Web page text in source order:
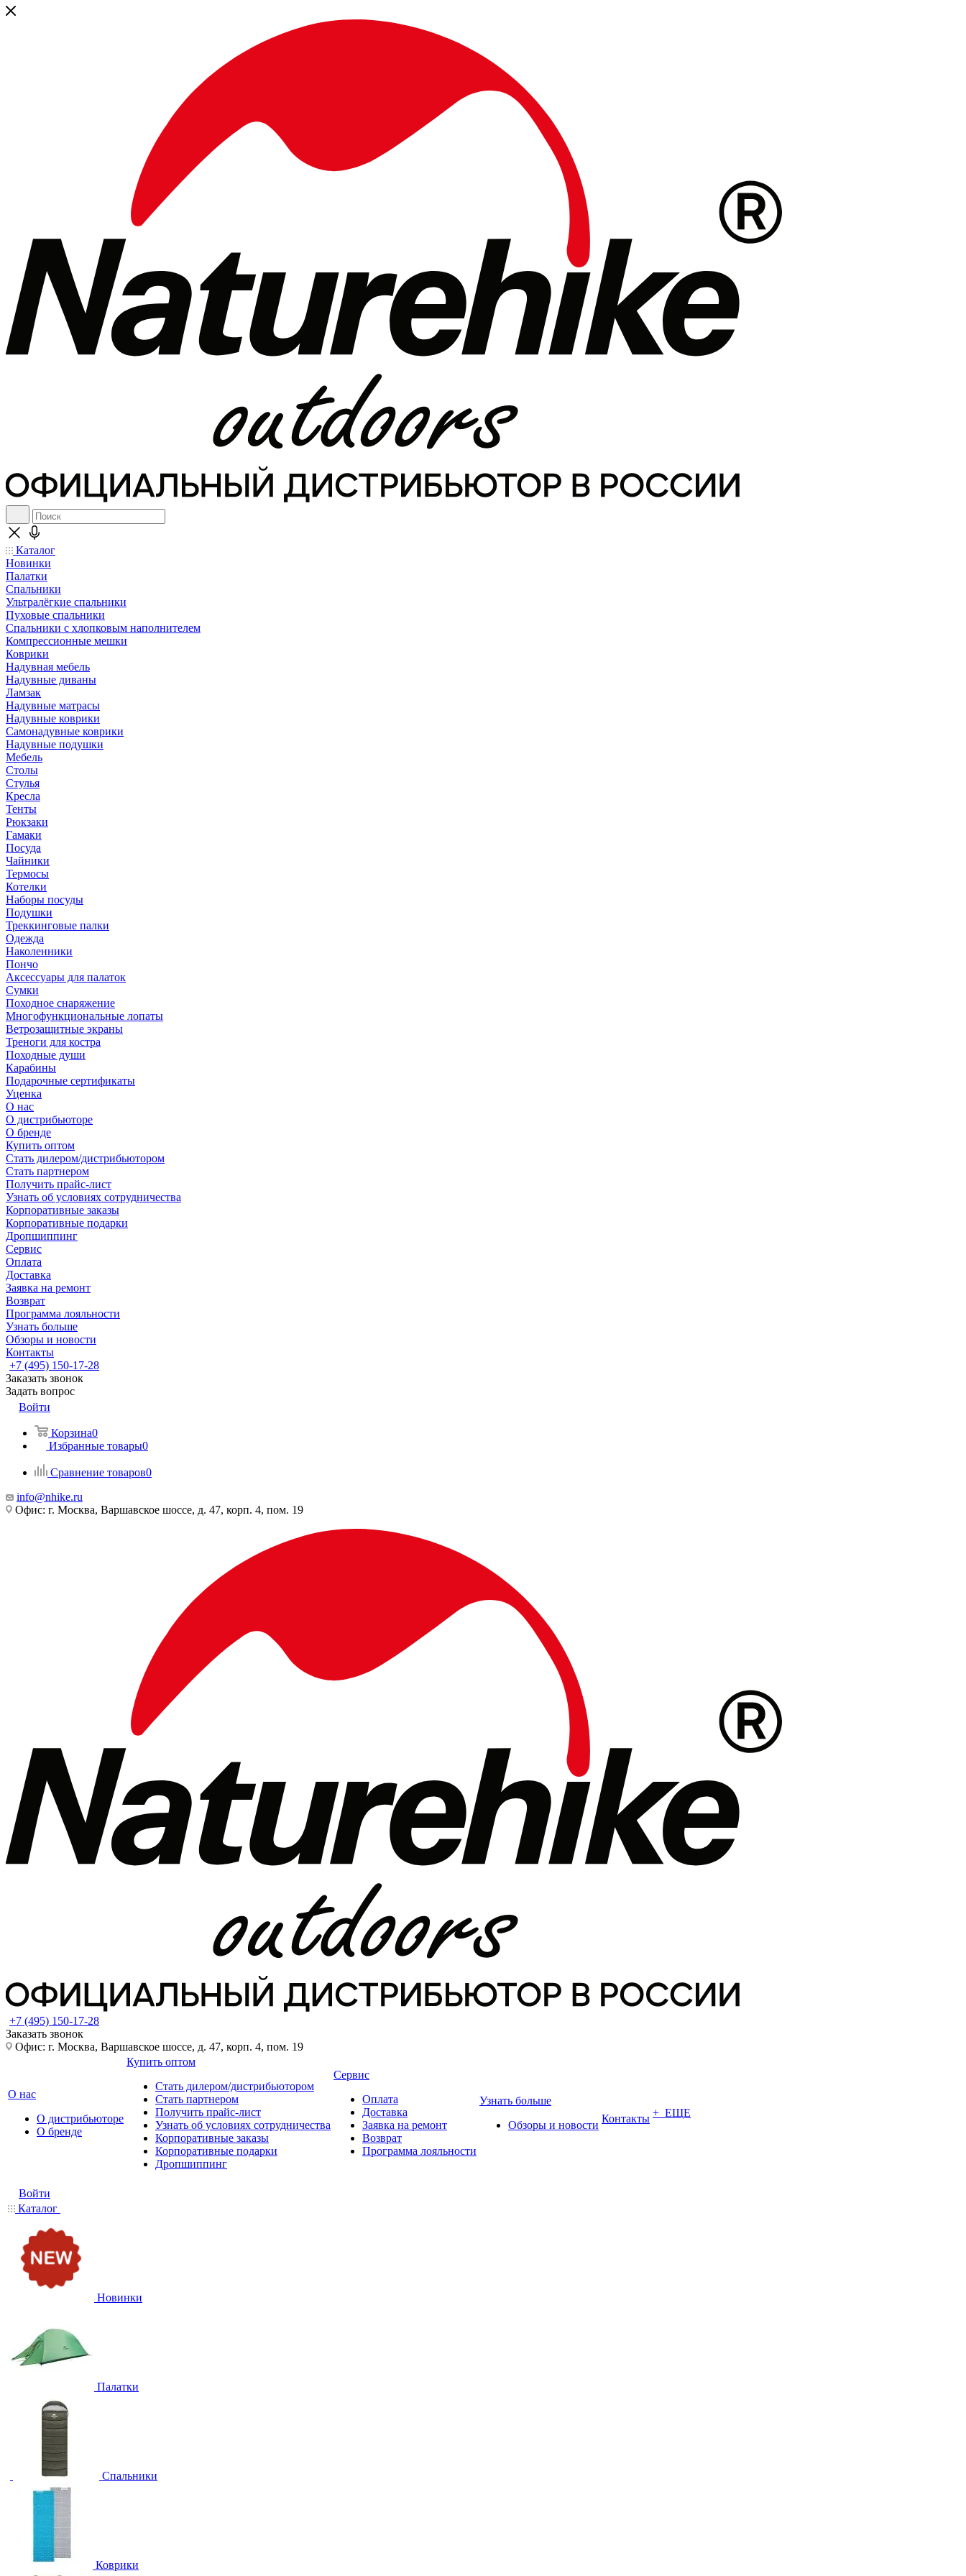
Каталог
Новинки
Палатки
Спальники
Ультралёгкие спальники
Пуховые спальники
Спальники с хлопковым наполнителем
Компрессионные мешки
Коврики
Надувная мебель
Надувные диваны
Ламзак
Надувные матрасы
Надувные коврики
Самонадувные коврики
Надувные подушки
Мебель
Столы
Стулья
Кресла
Тенты
Рюкзаки
Гамаки
Посуда
Чайники
Термосы
Котелки
Наборы посуды
Подушки
Треккинговые палки
Одежда
Наколенники
Пончо
Аксессуары для палаток
Сумки
Походное снаряжение
Многофункциональные лопаты
Ветрозащитные экраны
Треноги для костра
Походные души
Карабины
Подарочные сертификаты
Уценка
О нас
О дистрибьюторе
О бренде
Купить оптом
Стать дилером/дистрибьютором
Стать партнером
Получить прайс-лист
Узнать об условиях сотрудничества
Корпоративные заказы
Корпоративные подарки
Дропшиппинг
Сервис
Оплата
Доставка
Заявка на ремонт
Возврат
Программа лояльности
Узнать больше
Обзоры и новости
Контакты
+7 (495) 150-17-28
Заказать звонок
Задать вопрос
Войти
Корзина0
Избранные товары0
Сравнение товаров0
info@nhike.ru
Офис: г. Москва, Варшавское шоссе, д. 47, корп. 4, пом. 19
+7 (495) 150-17-28
Заказать звонок
Офис: г. Москва, Варшавское шоссе, д. 47, корп. 4, пом. 19
О нас
О дистрибьюторе
О бренде
Купить оптом
Стать дилером/дистрибьютором
Стать партнером
Получить прайс-лист
Узнать об условиях сотрудничества
Корпоративные заказы
Корпоративные подарки
Дропшиппинг
Сервис
Оплата
Доставка
Заявка на ремонт
Возврат
Программа лояльности
Узнать больше
Обзоры и новости
Контакты + ЕЩЕ
Войти
Каталог
Новинки
Палатки
Спальники
Коврики